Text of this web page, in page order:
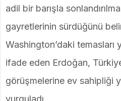
adil bir barışla
gayretlerinin sürdüğünü
Washington’daki temasları
ifade eden Erdoğan,
görüşmelerine ev sahipliği